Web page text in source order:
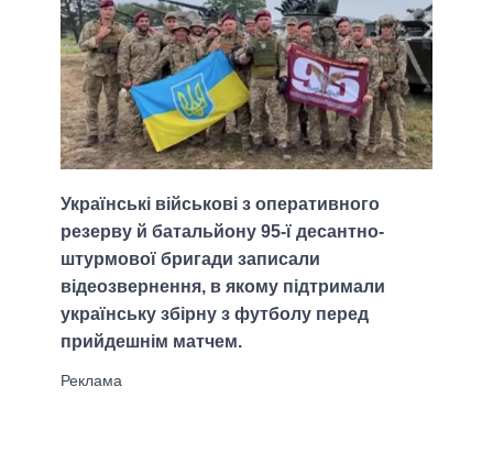
Українські військові з оперативного
резерву й батальйону 95-ї десантно-
штурмової бригади записали
відеозвернення, в якому підтримали
українську збірну з футболу перед
прийдешнім матчем.